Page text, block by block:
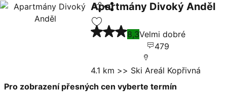
Sdílet
Přidat na seznam oblíbených
Apartmány Divoký Anděl
Ukázat ceny
3 Počet hvězdiček
8,3Velmi dobré
479
4.1 km >> Ski Areál Kopřivná
Pro zobrazení přesných cen vyberte termín